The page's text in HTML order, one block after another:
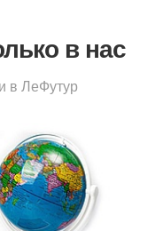
в нас
в ЛеФутур